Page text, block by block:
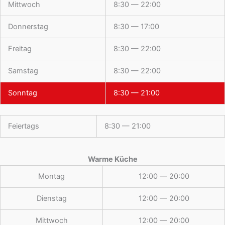
Mittwoch 8:30 — 22:00
Donnerstag 8:30 — 17:00
Freitag 8:30 — 22:00
Samstag 8:30 — 22:00
Sonntag 8:30 — 21:00
Feiertags 8:30 — 21:00
Warme Küche
Montag
12:00 — 20:00
Dienstag 12:00 — 20:00
Mittwoch 12:00 — 20:00